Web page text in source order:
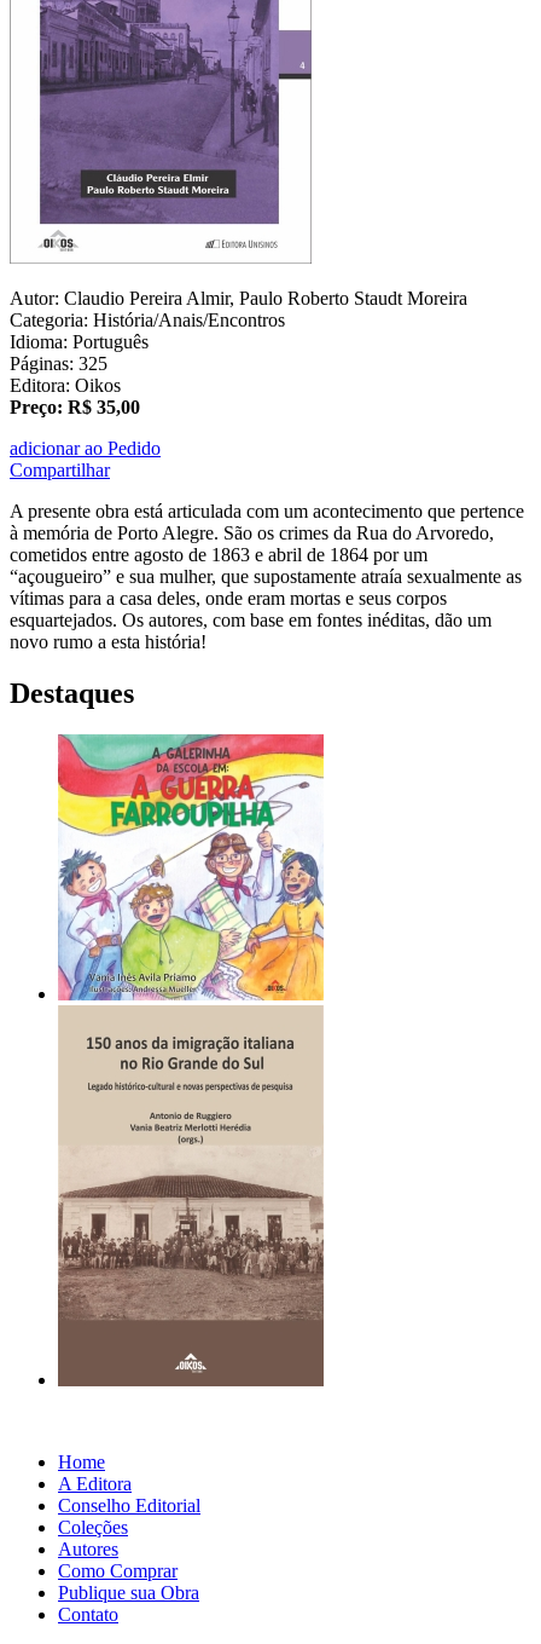
Autor: Claudio Pereira Almir, Paulo Roberto Staudt Moreira
Categoria: História/Anais/Encontros
Idioma: Português
Páginas: 325
Editora: Oikos
Preço: R$ 35,00
adicionar ao Pedido
Compartilhar
A presente obra está articulada com um acontecimento que pertence
à memória de Porto Alegre. São os crimes da Rua do Arvoredo,
cometidos entre agosto de 1863 e abril de 1864 por um
“açougueiro” e sua mulher, que supostamente atraía sexualmente as
vítimas para a casa deles, onde eram mortas e seus corpos
esquartejados. Os autores, com base em fontes inéditas, dão um
novo rumo a esta história!
Destaques
Home
A Editora
Conselho Editorial
Coleções
Autores
Como Comprar
Publique sua Obra
Contato